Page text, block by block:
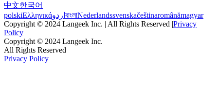
中文한국어
polskiΕλληνικάاردو বাংলাNederlandssvenskačeštinaromânămagyar
Copyright © 2024 Langeek Inc. | All Rights Reserved |Privacy
Policy
Copyright © 2024 Langeek Inc.
All Rights Reserved
Privacy Policy